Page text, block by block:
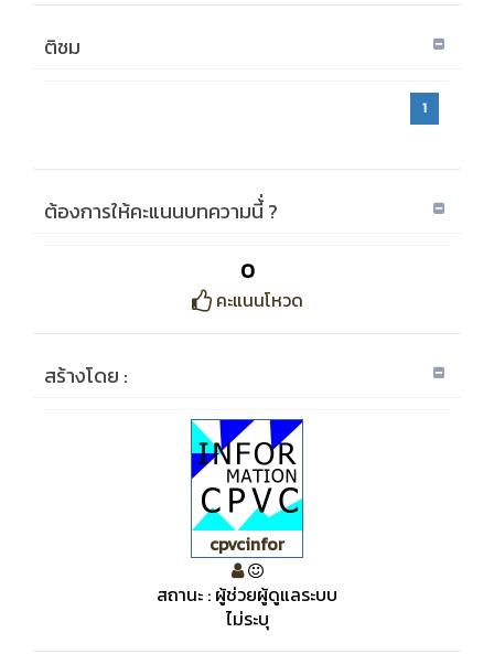
ติชม
1
ต้องการให้คะแนนบทความนี้่ ?
0
คะแนนโหวด
สร้างโดย :
cpvcinfor
สถานะ : ผู้ช่วยผู้ดูแลระบบ
ไม่ระบุ